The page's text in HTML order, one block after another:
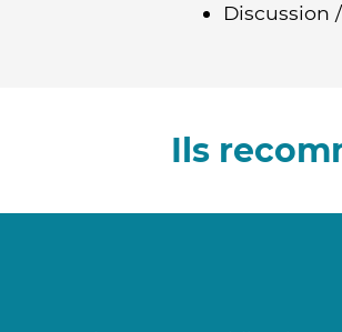
Discussion
Ils